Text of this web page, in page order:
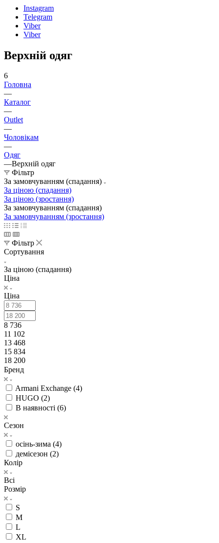
Instagram
Telegram
Viber
Viber
Верхній одяг
6
Головна
—
Каталог
—
Outlet
—
Чоловікам
—
Одяг
—Верхній одяг
Фільтр
За замовчуванням (спадання)
За ціною (спадання)
За ціною (зростання)
За замовчуванням (спадання)
За замовчуванням (зростання)
Фільтр
Сортування
За ціною (спадання)
Ціна
Ціна
8 736
11 102
13 468
15 834
18 200
Бренд
Armani Exchange (4)
HUGO (2)
В наявності (6)
Сезон
осінь-зима (4)
демісезон (2)
Колір
Всі
Розмір
S
M
L
XL